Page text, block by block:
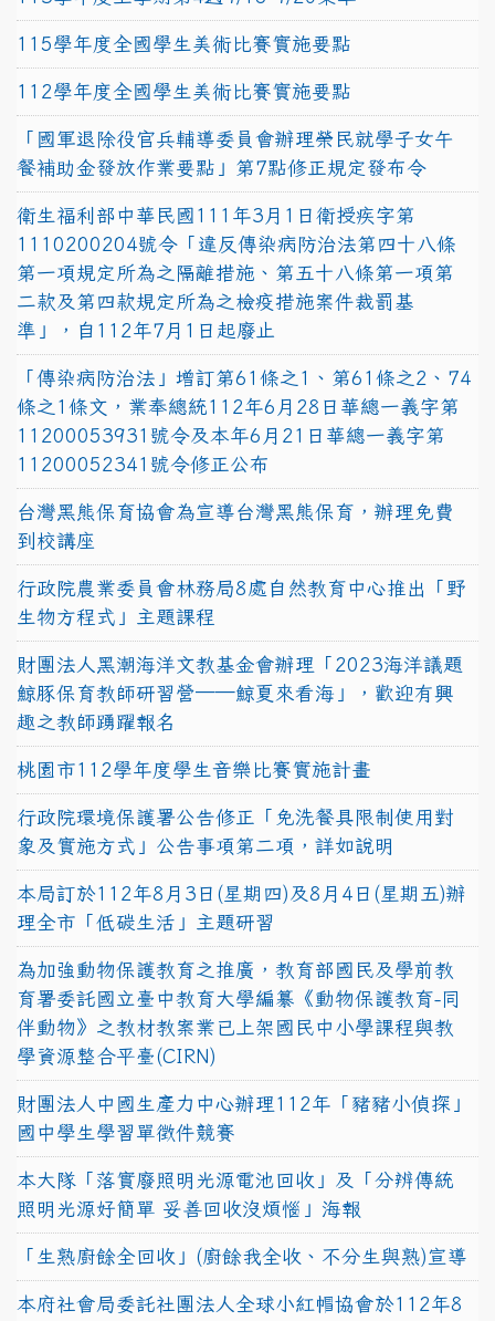
115學年度全國學生美術比賽實施要點
112學年度全國學生美術比賽實施要點
「國軍退除役官兵輔導委員會辦理榮民就學子女午
餐補助金發放作業要點」第7點修正規定發布令
衛生福利部中華民國111年3月1日衛授疾字第
1110200204號令「違反傳染病防治法第四十八條
第一項規定所為之隔離措施、第五十八條第一項第
二款及第四款規定所為之檢疫措施案件裁罰基
準」，自112年7月1日起廢止
「傳染病防治法」增訂第61條之1、第61條之2、74
條之1條文，業奉總統112年6月28日華總一義字第
11200053931號令及本年6月21日華總一義字第
11200052341號令修正公布
台灣黑熊保育協會為宣導台灣黑熊保育，辦理免費
到校講座
行政院農業委員會林務局8處自然教育中心推出「野
生物方程式」主題課程
財團法人黑潮海洋文教基金會辦理「2023海洋議題
鯨豚保育教師研習營──鯨夏來看海」，歡迎有興
趣之教師踴躍報名
桃園市112學年度學生音樂比賽實施計畫
行政院環境保護署公告修正「免洗餐具限制使用對
象及實施方式」公告事項第二項，詳如說明
本局訂於112年8月3日(星期四)及8月4日(星期五)辦
理全市「低碳生活」主題研習
為加強動物保護教育之推廣，教育部國民及學前教
育署委託國立臺中教育大學編纂《動物保護教育-同
伴動物》之教材教案業已上架國民中小學課程與教
學資源整合平臺(CIRN)
財團法人中國生產力中心辦理112年「豬豬小偵探」
國中學生學習單徵件競賽
本大隊「落實廢照明光源電池回收」及「分辨傳統
照明光源好簡單 妥善回收沒煩惱」海報
「生熟廚餘全回收」(廚餘我全收、不分生與熟)宣導
本府社會局委託社團法人全球小紅帽協會於112年8